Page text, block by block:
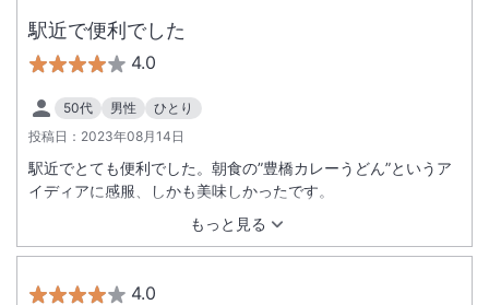
駅近で便利でした
4.0
50代 男性
ひとり
投稿日： 2023年08月14日
もっと見る
駅近でとても便利でした。朝食の”豊橋カレーうどん”というア
イディアに感服、しかも美味しかったです。
4.0